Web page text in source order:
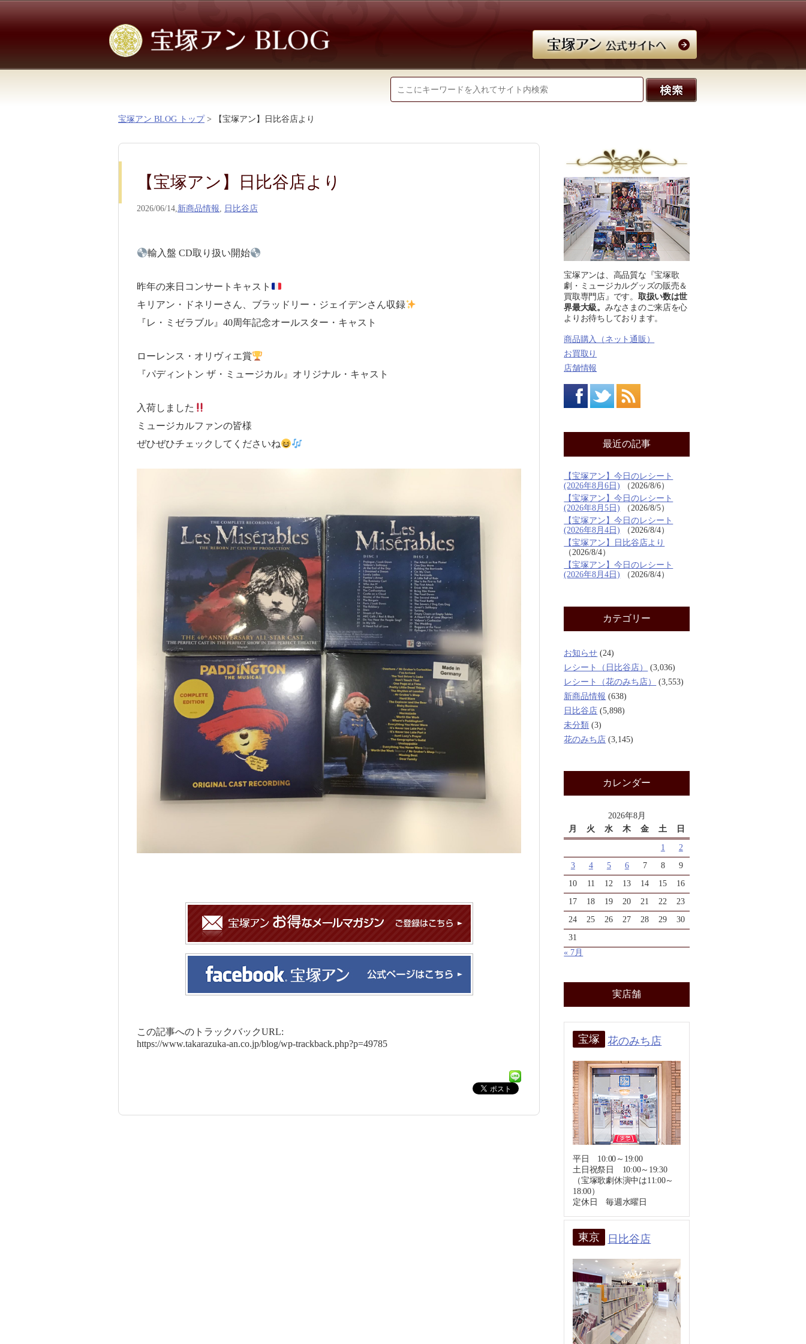
宝塚アン BLOG トップ > 【宝塚アン】日比谷店より
【宝塚アン】日比谷店より
2026/06/14,新商品情報, 日比谷店
輸入盤 CD取り扱い開始
昨年の来日コンサートキャスト
キリアン・ドネリーさん、ブラッドリー・ジェイデンさん収録
『レ・ミゼラブル』40周年記念オールスター・キャスト
ローレンス・オリヴィエ賞
『パディントン ザ・ミュージカル』オリジナル・キャスト
入荷しました
ミュージカルファンの皆様
ぜひぜひチェックしてくださいね
この記事へのトラックバックURL:
https://www.takarazuka-an.co.jp/blog/wp-trackback.php?p=49785
宝塚アンは、高品質な『宝塚歌
劇・ミュージカルグッズの販売＆
買取専門店』です。 取扱い数は世
界最大級。 みなさまのご来店を心
よりお待ちしております。
商品購入（ネット通販）
お買取り
店舗情報
最近の記事
【宝塚アン】今日のレシート
(2026年8月6日)
2026/8/6
【宝塚アン】今日のレシート
(2026年8月5日)
2026/8/5
【宝塚アン】今日のレシート
(2026年8月4日)
2026/8/4
【宝塚アン】日比谷店より
2026/8/4
【宝塚アン】今日のレシート
(2026年8月4日)
2026/8/4
カテゴリー
お知らせ (24)
レシート（日比谷店）
(3,036)
レシート（花のみち店）
(3,553)
新商品情報 (638)
日比谷店 (5,898)
未分類 (3)
花のみち店 (3,145)
カレンダー
2026年8月
月
火 水 木 金 土 日
1
2
3
4 5 6 7 8
9
10
11 12 13 14 15
16
17
18 19 20 21 22
23
24
25 26 27 28 29
30
31
« 7月
実店舗
宝塚 花のみち店
平日 10:00～19:00
土日祝祭日 10:00～19:30
（宝塚歌劇休演中は11:00～
18:00）
定休日 毎週水曜日
東京 日比谷店